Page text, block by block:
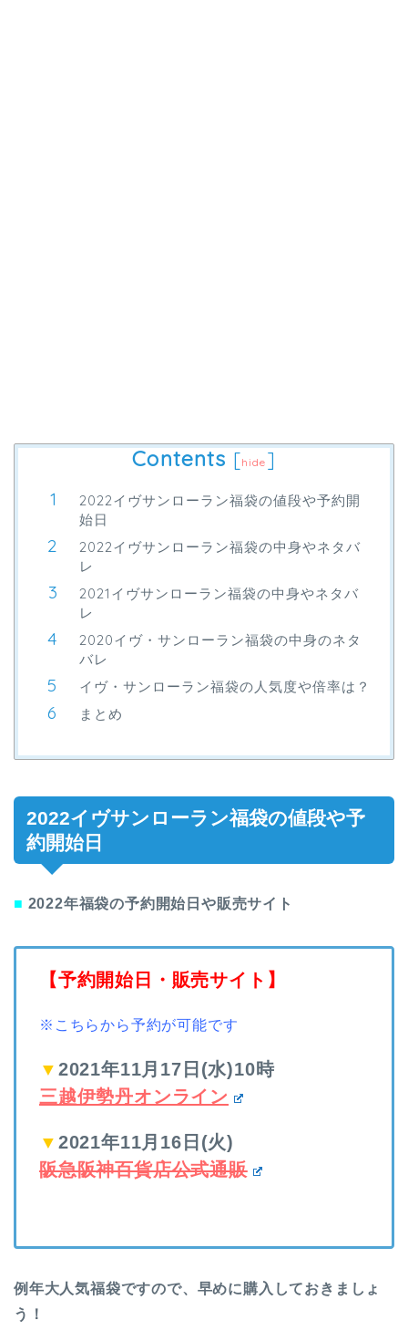
Contents [hide ]
2022イヴサンローラン福袋の値段や予約開
始日
2022イヴサンローラン福袋の中身やネタバ
レ
2021イヴサンローラン福袋の中身やネタバ
レ
2020イヴ・サンローラン福袋の中身のネタ
バレ
イヴ・サンローラン福袋の人気度や倍率は？
まとめ
2022イヴサンローラン福袋の値段や予
約開始日
■ 2022年福袋の予約開始日や販売サイト
【予約開始日・販売サイト】
※こちらから予約が可能です
▼ 2021年11月17日(水)10時
三越伊勢丹オンライン
▼ 2021年11月16日(火)
阪急阪神百貨店公式通販
例年大人気福袋ですので、早めに購入しておきましょ
う！